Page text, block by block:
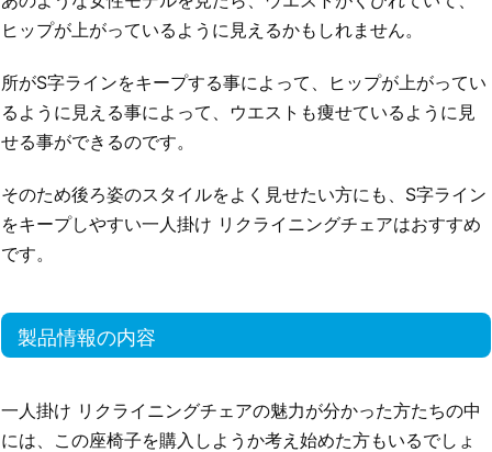
ヒップが上がっているように見えるかもしれません。
所がS字ラインをキープする事によって、ヒップが上がってい
るように見える事によって、ウエストも痩せているように見
せる事ができるのです。
そのため後ろ姿のスタイルをよく見せたい方にも、S字ライン
をキープしやすい一人掛け リクライニングチェアはおすすめ
です。
製品情報の内容
一人掛け リクライニングチェアの魅力が分かった方たちの中
には、この座椅子を購入しようか考え始めた方もいるでしょ